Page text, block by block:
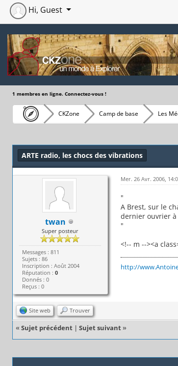
Hi, Guest
1 membres en ligne. Connectez-vous !
CKZone Camp de base Les
ARTE radio, les chocs des vibrations
twan
Super posteur
Messages : 811
Sujets : 86
Inscription : Août 2004
Réputation : 0
Donnés : 0
Reçus : 0
Mer. 26 Avr. 2006,
"
A Brest, sur le
dernier ouvrier
"
<!-- m --><a
http://
Site web Trouver
« Sujet précédent | Sujet suivant »